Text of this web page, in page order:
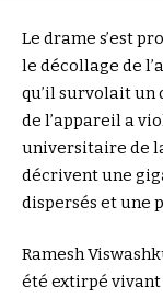
Le drame s’est
le décollage de
qu’il survolait un
de l’appareil a
universitaire de
décrivent une
dispersés et une
Ramesh
été extirpé vivant